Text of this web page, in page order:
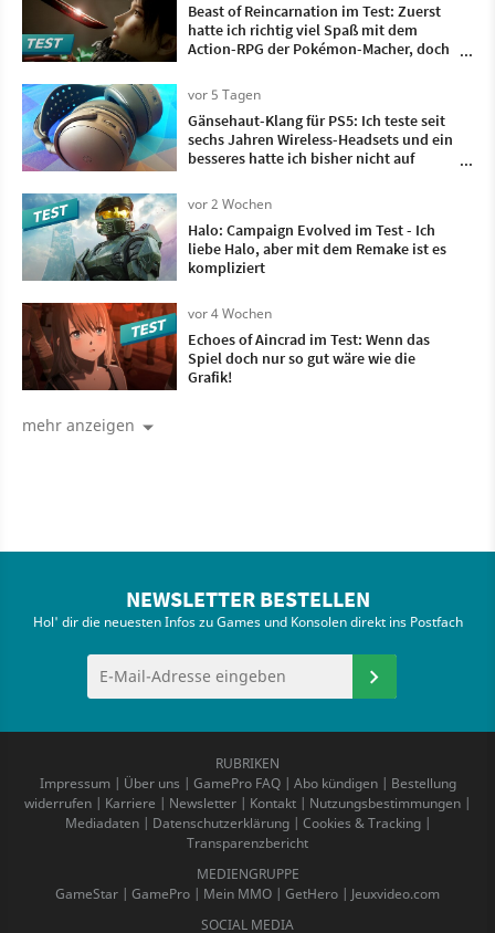
Beast of Reincarnation im Test: Zuerst
hatte ich richtig viel Spaß mit dem
Action-RPG der Pokémon-Macher, doch
vorbei ist
vor 5 Tagen
Gänsehaut-Klang für PS5: Ich teste seit
sechs Jahren Wireless-Headsets und ein
besseres hatte ich bisher nicht auf
vor 2 Wochen
Halo: Campaign Evolved im Test - Ich
liebe Halo, aber mit dem Remake ist es
kompliziert
vor 4 Wochen
Echoes of Aincrad im Test: Wenn das
Spiel doch nur so gut wäre wie die
Grafik!
mehr anzeigen
NEWSLETTER BESTELLEN
Hol' dir die neuesten Infos zu Games und Konsolen direkt ins Postfach
RUBRIKEN
Impressum| Über uns | GamePro FAQ| Abo kündigen| Bestellung
widerrufen | Karriere | Newsletter | Kontakt | Nutzungsbestimmungen |
Mediadaten| Datenschutzerklärung| Cookies & Tracking|
Transparenzbericht
MEDIENGRUPPE
GameStar | GamePro | Mein MMO | GetHero | Jeuxvideo.com
SOCIAL MEDIA